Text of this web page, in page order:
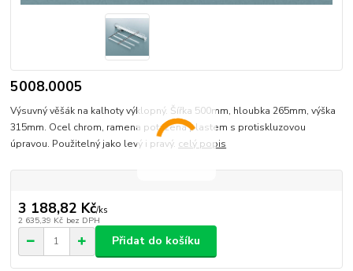
5008.0005
Výsuvný věšák na kalhoty výklopný. Šířka 500mm, hloubka 265mm, výška
315mm. Ocel chrom, ramena potažená plastem s protiskluzovou
úpravou. Použitelný jako levý i pravý. celý popis
3 188,82 Kč/ks
2 635,39 Kč bez DPH
Přidat do košíku